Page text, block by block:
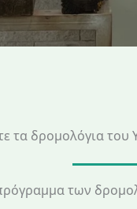
τα δρομολόγια
των